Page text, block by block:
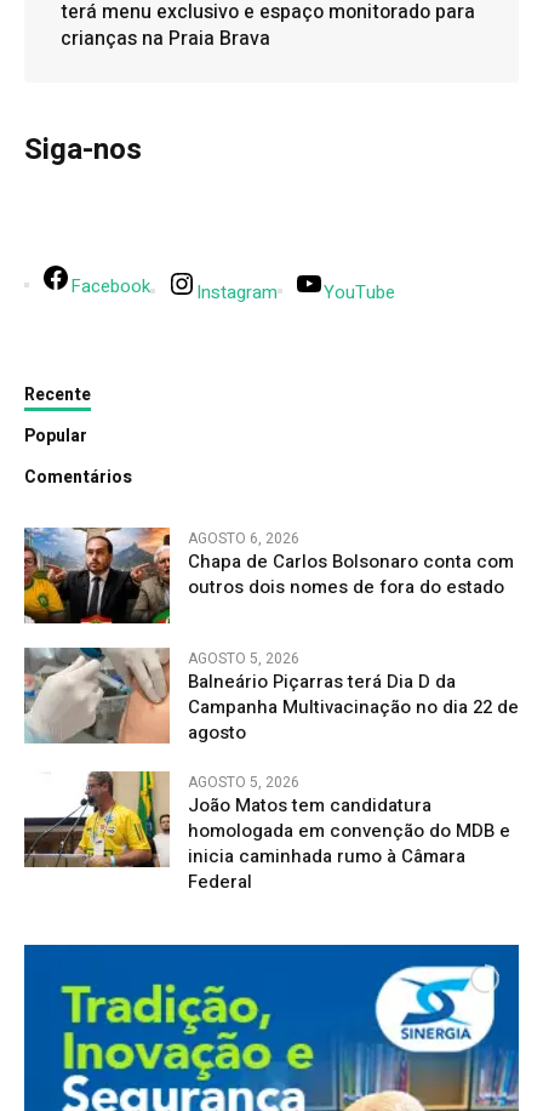
terá menu exclusivo e espaço monitorado para
crianças na Praia Brava
Siga-nos
Facebook Instagram YouTube
Recente
Popular
Comentários
AGOSTO 6, 2026
Chapa de Carlos Bolsonaro conta com
outros dois nomes de fora do estado
AGOSTO 5, 2026
Balneário Piçarras terá Dia D da
Campanha Multivacinação no dia 22 de
agosto
AGOSTO 5, 2026
João Matos tem candidatura
homologada em convenção do MDB e
inicia caminhada rumo à Câmara
Federal